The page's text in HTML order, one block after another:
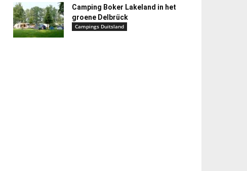
Camping Boker Lakeland in het
groene Delbrück
Campings Duitsland